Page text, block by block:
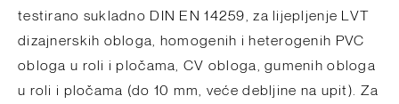
testirano sukladno DIN EN 14259, za lijepljenje LVT
dizajnerskih obloga, homogenih i heterogenih PVC
obloga u roli i pločama, CV obloga, gumenih obloga
u roli i pločama (do 10 mm, veće debljine na upit). Za